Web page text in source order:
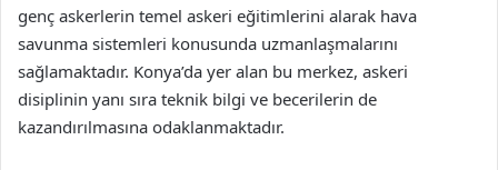
genç askerlerin temel askeri eğitimlerini alarak hava
savunma sistemleri konusunda uzmanlaşmalarını
sağlamaktadır. Konya’da yer alan bu merkez, askeri
disiplinin yanı sıra teknik bilgi ve becerilerin de
kazandırılmasına odaklanmaktadır.